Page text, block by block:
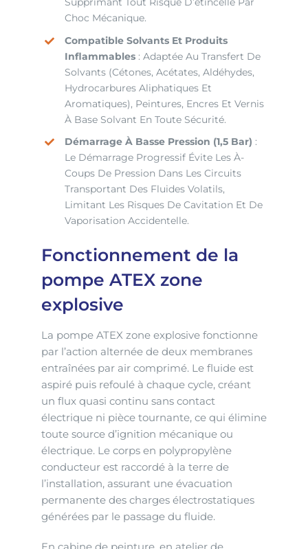
Choc Mécanique.
Compatible Solvants Et Produits
Inflammables: Adaptée Au Transfert De
Solvants (cétones, Acétates, Aldéhydes,
Hydrocarbures Aliphatiques Et
Aromatiques), Peintures, Encres Et Vernis
À Base Solvant En Toute Sécurité.
Démarrage À Basse Pression (1,5 Bar) :
Le Démarrage Progressif Évite Les À-
Coups De Pression Dans Les Circuits
Transportant Des Fluides Volatils,
Limitant Les Risques De Cavitation Et De
Vaporisation Accidentelle.
Fonctionnement de la
pompe ATEX zone
explosive
La pompe ATEX zone explosive fonctionne
par l’action alternée de deux membranes
entraînées par air comprimé. Le fluide est
aspiré puis refoulé à chaque cycle, créant
un flux quasi continu sans contact
électrique ni pièce tournante, ce qui élimine
toute source d’ignition mécanique ou
électrique. Le corps en polypropylène
conducteur est raccordé à la terre de
l’installation, assurant une évacuation
permanente des charges électrostatiques
générées par le passage du fluide.